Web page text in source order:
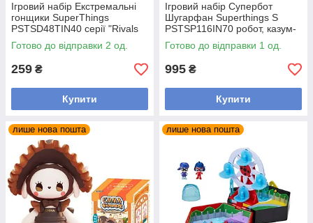
Ігровий набір Екстремальні
гонщики SuperThings
PSTSD48TIN40 серії "Rivals
of Kaboom"
Готово до відправки 2 од.
259 ₴
Купити
Ігровий набір Супербот
Шугарфан Superthings S
PSTSP116IN70 робот, казум-
кид, фігурка
Готово до відправки 1 од.
995 ₴
Купити
лише нова пошта лише нова пошта